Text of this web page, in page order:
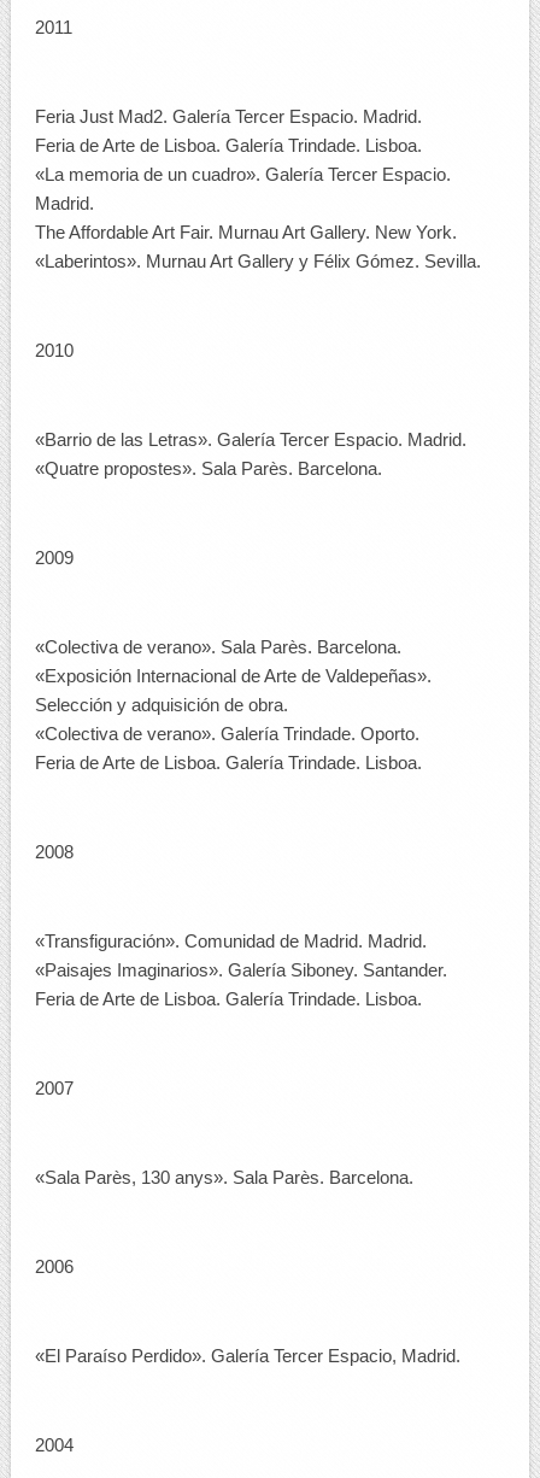
2011
Feria Just Mad2. Galería Tercer Espacio. Madrid.
Feria de Arte de Lisboa. Galería Trindade. Lisboa.
«La memoria de un cuadro». Galería Tercer Espacio.
Madrid.
The Affordable Art Fair. Murnau Art Gallery. New York.
«Laberintos». Murnau Art Gallery y Félix Gómez. Sevilla.
2010
«Barrio de las Letras». Galería Tercer Espacio. Madrid.
«Quatre propostes». Sala Parès. Barcelona.
2009
«Colectiva de verano». Sala Parès. Barcelona.
«Exposición Internacional de Arte de Valdepeñas».
Selección y adquisición de obra.
«Colectiva de verano». Galería Trindade. Oporto.
Feria de Arte de Lisboa. Galería Trindade. Lisboa.
2008
«Transfiguración». Comunidad de Madrid. Madrid.
«Paisajes Imaginarios». Galería Siboney. Santander.
Feria de Arte de Lisboa. Galería Trindade. Lisboa.
2007
«Sala Parès, 130 anys». Sala Parès. Barcelona.
2006
«El Paraíso Perdido». Galería Tercer Espacio, Madrid.
2004